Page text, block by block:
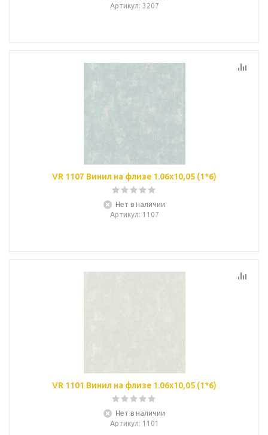
Артикул: 3207
VR 1107 Винил на флизе 1.06х10,05 (1*6)
Нет в наличии
Артикул: 1107
VR 1101 Винил на флизе 1.06х10,05 (1*6)
Нет в наличии
Артикул: 1101